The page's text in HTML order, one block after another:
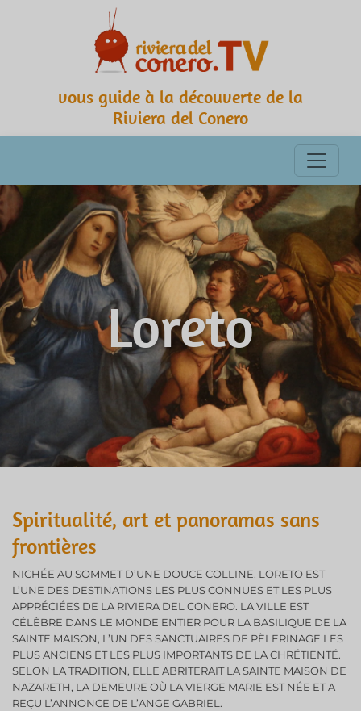
vous guide à la découverte de la
Riviera del Conero
Loreto
Spiritualité, art et panoramas sans
frontières
NICHÉE AU SOMMET D’UNE DOUCE COLLINE, LORETO EST
L’UNE DES DESTINATIONS LES PLUS CONNUES ET LES PLUS
APPRÉCIÉES DE LA RIVIERA DEL CONERO. LA VILLE EST
CÉLÈBRE DANS LE MONDE ENTIER POUR LA BASILIQUE DE LA
SAINTE MAISON, L’UN DES SANCTUAIRES DE PÈLERINAGE LES
PLUS ANCIENS ET LES PLUS IMPORTANTS DE LA CHRÉTIENTÉ.
SELON LA TRADITION, ELLE ABRITERAIT LA SAINTE MAISON DE
NAZARETH, LA DEMEURE OÙ LA VIERGE MARIE EST NÉE ET A
REÇU L’ANNONCE DE L’ANGE GABRIEL.